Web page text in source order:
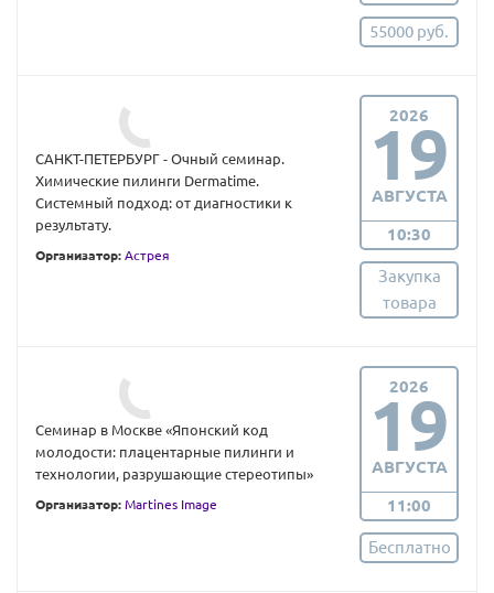
55000 руб.
САНКТ-ПЕТЕРБУРГ - Очный семинар.
Химические пилинги Dermatime.
Системный подход: от диагностики к
результату.
Организатор: Астрея
2026
19
АВГУСТА
10:30
Закупка
товара
Семинар в Москве «Японский код
молодости: плацентарные пилинги и
технологии, разрушающие стереотипы»
Организатор: Martines Image
2026
19
АВГУСТА
11:00
Бесплатно